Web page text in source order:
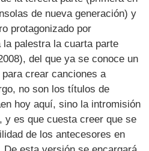
de nueva generación) y
protagonizado por
palestra la cuarta parte
del que ya se conoce un
crear canciones a
no son los títulos de
hoy aquí, sino la intromisión
y es que cuesta creer que se
de los antecesores en